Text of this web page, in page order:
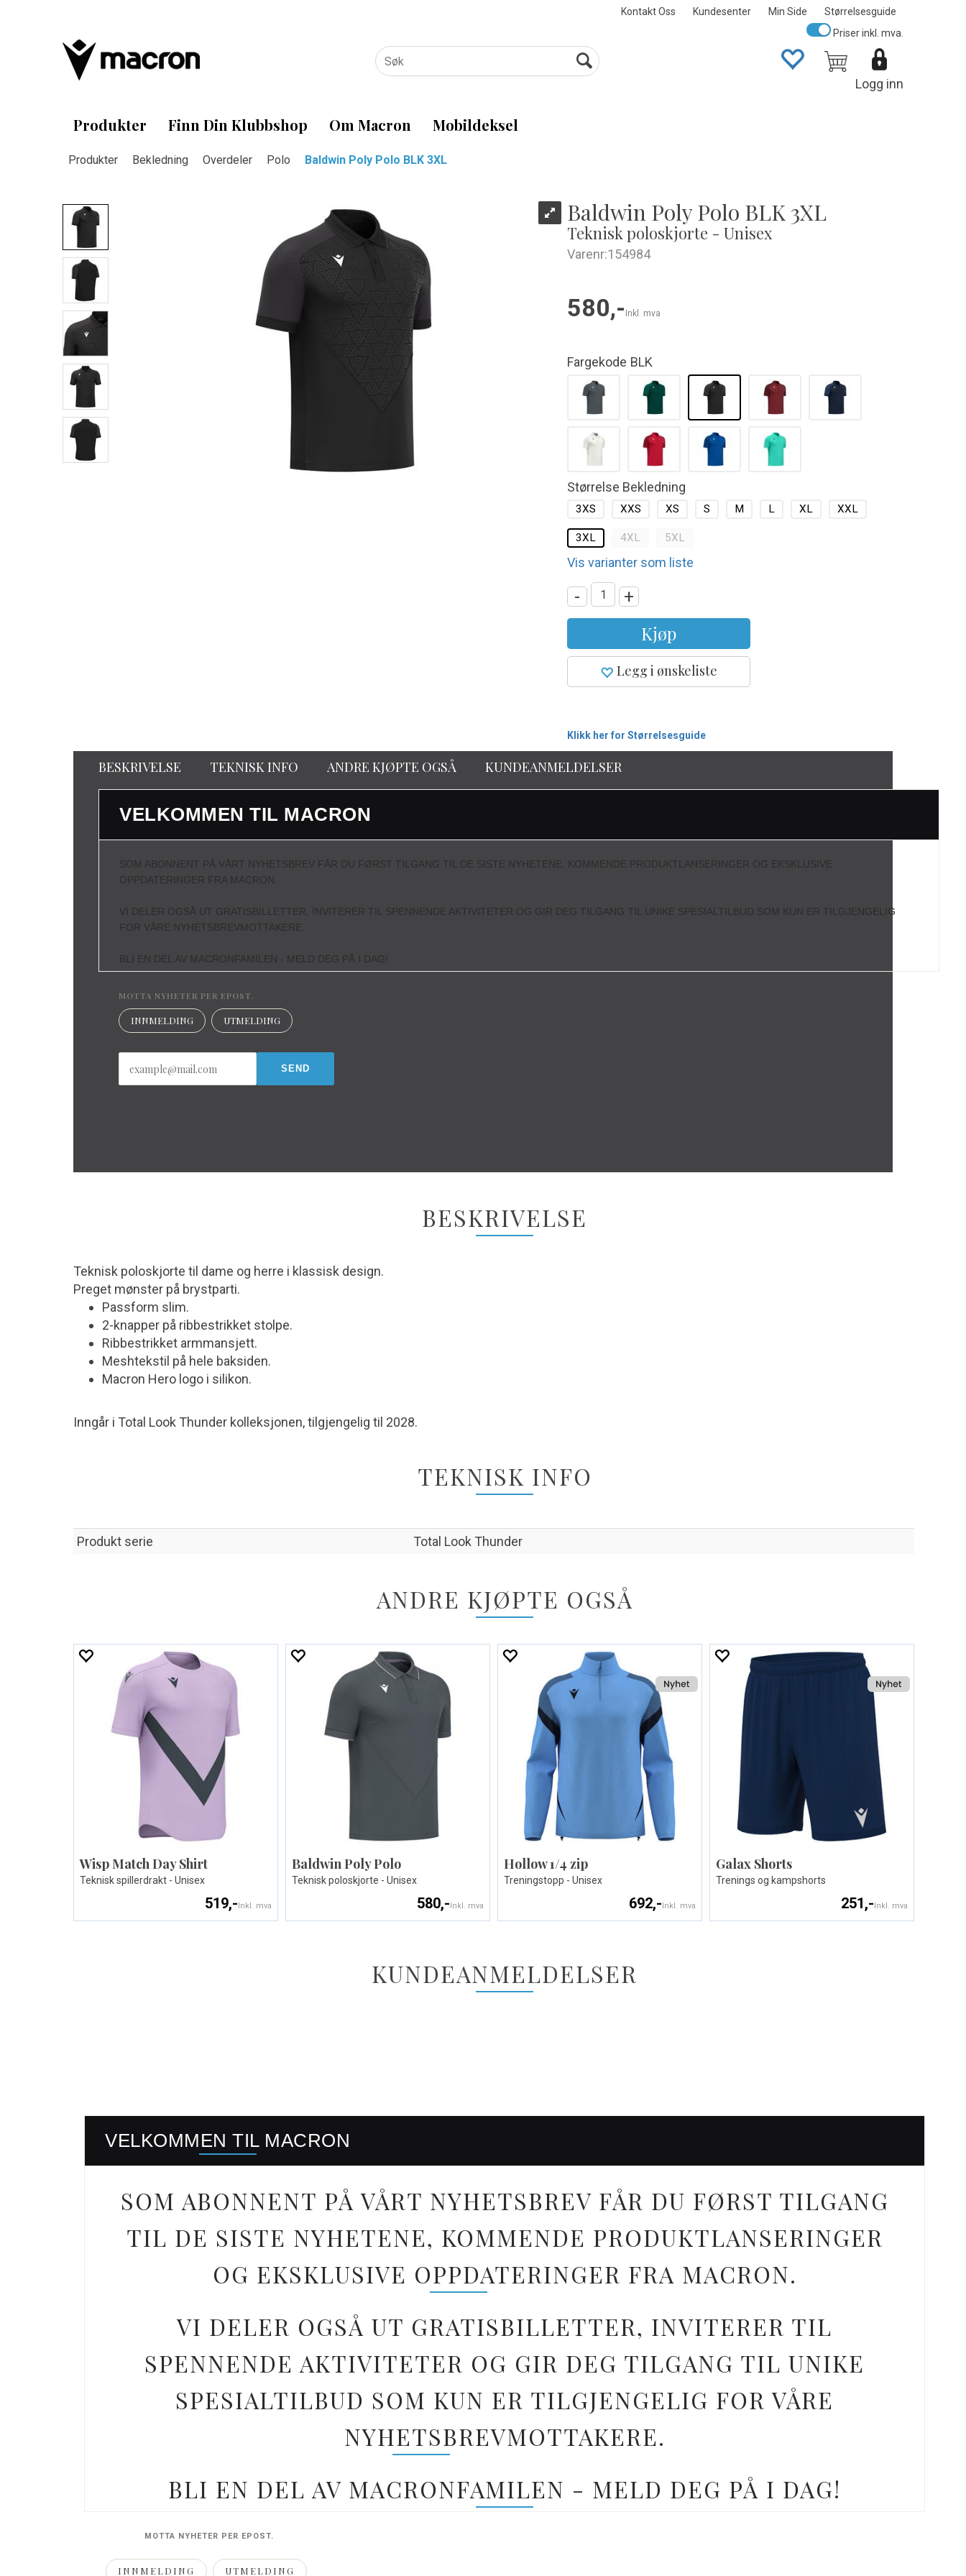
Kontakt Oss Kundesenter Min Side Størrelsesguide
Logg inn
Priser inkl. mva.
Produkter Finn Din Klubbshop Om Macron Mobildeksel
Produkter Bekledning Overdeler Polo Baldwin Poly Polo BLK 3XL
Baldwin Poly Polo BLK 3XL
Teknisk poloskjorte - Unisex
Varenr:154984
580,- Inkl. mva
Fargekode BLK
Størrelse Bekledning
3XS XXS XS S M L XL XXL
3XL 4XL 5XL
Vis varianter som liste
- +
Kjøp
Legg i ønskeliste
Klikk her for Størrelsesguide
BESKRIVELSE TEKNISK INFO ANDRE KJØPTE OGSÅ KUNDEANMELDELSER
VELKOMMEN TIL MACRON
SOM ABONNENT PÅ VÅRT NYHETSBREV FÅR DU FØRST TILGANG TIL DE SISTE NYHETENE, KOMMENDE PRODUKTLANSERINGER OG EKSKLUSIVE
OPPDATERINGER FRA MACRON.
VI DELER OGSÅ UT GRATISBILLETTER, INVITERER TIL SPENNENDE AKTIVITETER OG GIR DEG TILGANG TIL UNIKE SPESIALTILBUD SOM KUN ER TILGJENGELIG
FOR VÅRE NYHETSBREVMOTTAKERE.
BLI EN DEL AV MACRONFAMILEN - MELD DEG PÅ I DAG!
MOTTA NYHETER PER EPOST.
INNMELDING UTMELDING
BESKRIVELSE
Teknisk poloskjorte til dame og herre i klassisk design.
Preget mønster på brystparti.
Passform slim.
2-knapper på ribbestrikket stolpe.
Ribbestrikket armmansjett.
Meshtekstil på hele baksiden.
Macron Hero logo i silikon.
Inngår i Total Look Thunder kolleksjonen, tilgjengelig til 2028.
TEKNISK INFO
Produkt serie Total Look Thunder
ANDRE KJØPTE OGSÅ
Wisp Match Day Shirt
Teknisk spillerdrakt - Unisex
519,-Inkl. mva
Baldwin Poly Polo
Teknisk poloskjorte - Unisex
580,-Inkl. mva
Hollow 1/4 zip
Treningstopp - Unisex
692,-Inkl. mva
Galax Shorts
Trenings og kampshorts
251,-Inkl. mva
KUNDEANMELDELSER
VELKOMMEN TIL MACRON
SOM ABONNENT PÅ VÅRT NYHETSBREV FÅR DU FØRST TILGANG
TIL DE SISTE NYHETENE, KOMMENDE PRODUKTLANSERINGER
OG EKSKLUSIVE OPPDATERINGER FRA MACRON.
VI DELER OGSÅ UT GRATISBILLETTER, INVITERER TIL
SPENNENDE AKTIVITETER OG GIR DEG TILGANG TIL UNIKE
SPESIALTILBUD SOM KUN ER TILGJENGELIG FOR VÅRE
NYHETSBREVMOTTAKERE.
BLI EN DEL AV MACRONFAMILEN - MELD DEG PÅ I DAG!
MOTTA NYHETER PER EPOST.
INNMELDING UTMELDING